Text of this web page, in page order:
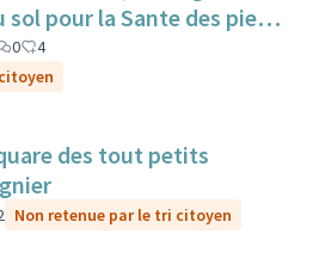
sol pour la Sante des pieds
0
4
des tout petits
Non retenue par le tri citoyen